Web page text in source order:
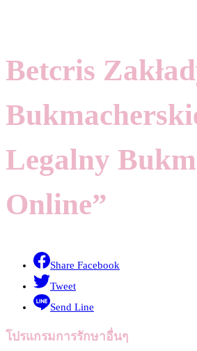
Betcris
Legalny
Online”
Share Facebook
Tweet
Send Line
โปรแกรมการรักษาอื่นๆ